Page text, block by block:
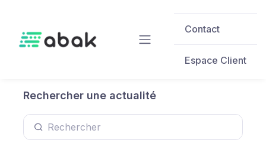
Contact
Espace Client
Rechercher une actualité